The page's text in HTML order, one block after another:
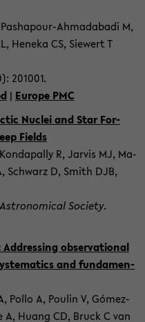
​Ahmadabadi M,
Hene­ka CS, Sie­wert T
201001.
| Eu­ro­pe PMC
Nu­clei and Star For­
Fields
R, Jar­vis MJ, Ma­
D, Smith DJB,
So­cie­ty.
Ad­dres­sing ob­ser­va­tio­nal
and fun­da­men­
Pollo A, Poulin V, Gómez-​
Huang CD, Bruck C van